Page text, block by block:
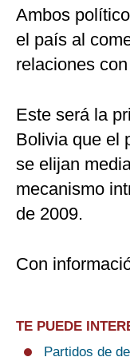
Ambos
el país al
relaciones
Este será la
Bolivia que el
se elijan
mecanismo
de 2009.
Con
TE PUEDE
Partidos de